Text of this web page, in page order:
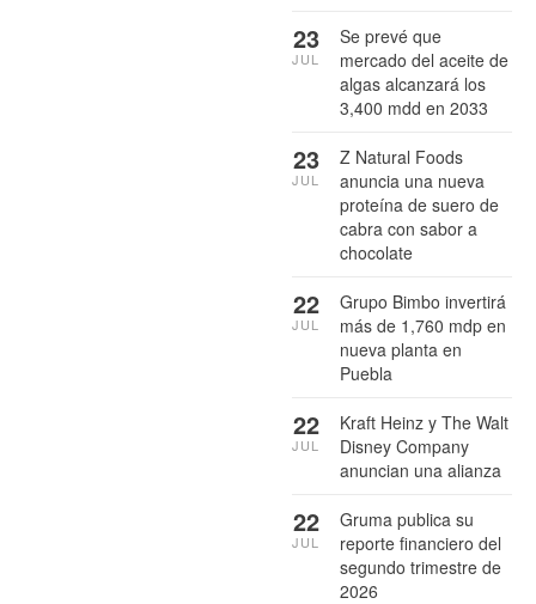
Se prevé que
mercado del aceite de
algas alcanzará los
3,400 mdd en 2033
23
JUL
Z Natural Foods
anuncia una nueva
proteína de suero de
cabra con sabor a
chocolate
23
JUL
Grupo Bimbo invertirá
más de 1,760 mdp en
nueva planta en
Puebla
22
JUL
Kraft Heinz y The Walt
Disney Company
anuncian una alianza
22
JUL
Gruma publica su
reporte financiero del
segundo trimestre de
2026
22
JUL